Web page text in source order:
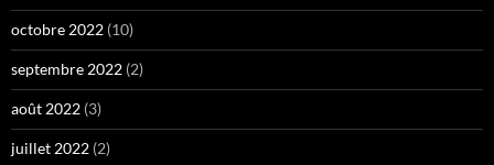
octobre 2022 (10)
septembre 2022 (2)
août 2022 (3)
juillet 2022 (2)